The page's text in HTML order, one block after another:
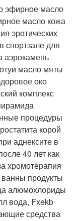
эфирное масло
масло кожа
эротических
спортзале для
аэрокамень
масло мяты
око
комплекс
процедуры
корой
аднексите в
40 лет как
хромотерапия
продукты
алюмохлориды
вода, Fxekb
средства